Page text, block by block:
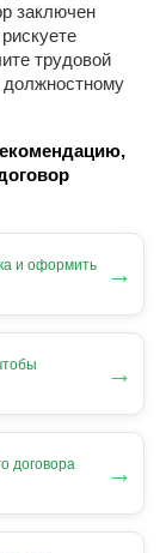
заключен
трудовой
должностному
и оформить
→
→
договора
→